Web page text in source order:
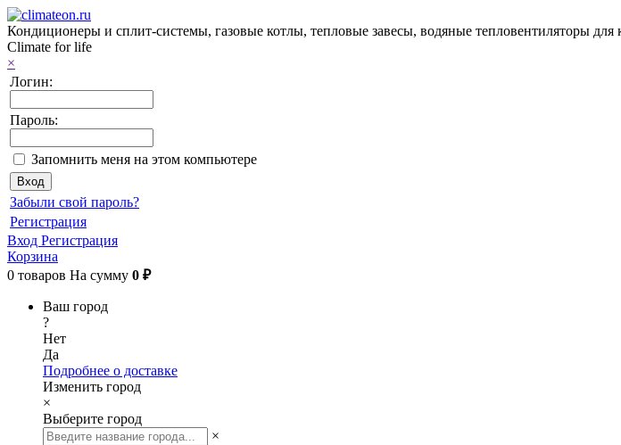
Кондиционеры и сплит-системы, газовые котлы, тепловые завесы, водяные тепловентиляторы
Climate for life
×
Логин:
Пароль:
Запомнить меня на этом компьютере
Забыли свой пароль?
Регистрация
Вход Регистрация
Корзина
0 товаров На сумму 0 ₽
Ваш город
?
Нет
Да
Подробнее о доставке
Изменить город
×
Выберите город
×